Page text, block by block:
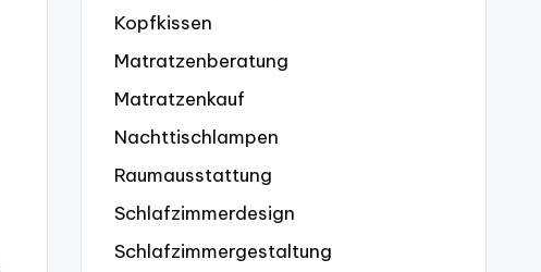
Kopfkissen
Matratzenberatung
Matratzenkauf
Nachttischlampen
Raumausstattung
Schlafzimmerdesign
Schlafzimmergestaltung